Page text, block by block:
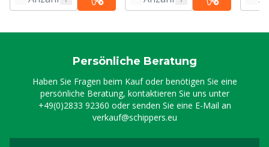
Persönliche Beratung
Haben Sie Fragen beim Kauf oder benötigen Sie eine
persönliche Beratung, kontaktieren Sie uns unter
+49(0)2833 92360 oder senden Sie eine E-Mail an
verkauf@schippers.eu